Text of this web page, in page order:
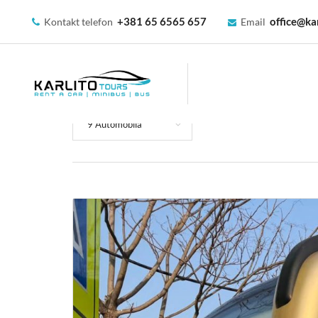
Kontakt telefon +381 65 6565 657 Email
9 Automobila